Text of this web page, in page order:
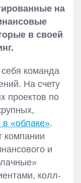
на
в своей
команда
На счету
проектов по
в «облаке».
компании
и
колл-